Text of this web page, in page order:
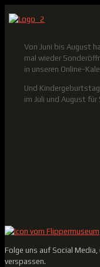
Von Juni bis August
mal wieder
in unseren Online-
Und
im Juli und August für
Folge uns auf Social
verspassen.